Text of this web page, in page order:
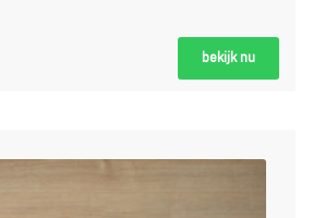
bekijk nu